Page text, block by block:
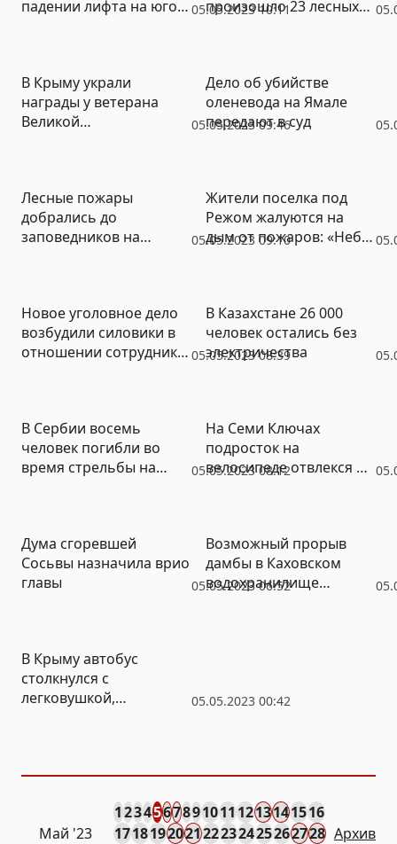
05.05.2023 10:11
падении лифта на юго-
произошло 23 лесных
05.05.2023 09:46
В Крыму украли
награды у ветерана
Великой
Дело об убийстве
оленевода на Ямале
передают в суд
05.05.2023 09:10
Лесные пожары
добрались до
заповедников на
Жители поселка под
Режом жалуются на
дым от пожаров: «Небо
05.05.2023 08:39
Новое уголовное дело
возбудили силовики в
отношении сотрудника
В Казахстане 26 000
человек остались без
электричества
05.05.2023 08:12
В Сербии восемь
человек погибли во
время стрельбы на
На Семи Ключах
подросток на
велосипеде отвлекся на
05.05.2023 06:52
Дума сгоревшей
Сосьвы назначила врио
главы
Возможный прорыв
дамбы в Каховском
водохранилище
05.05.2023 00:42
В Крыму автобус
столкнулся с
легковушкой,
Май '23
12345678910111213141516
171819202122232425262728 Архив